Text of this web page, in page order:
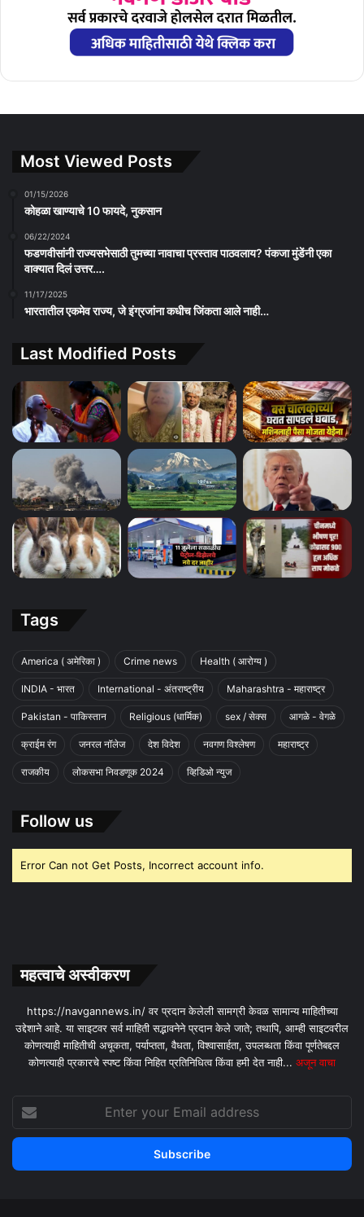
Most Viewed Posts
01/15/2026
कोहळा खाण्याचे 10 फायदे, नुकसान
06/22/2024
फडणवीसांनी राज्यसभेसाठी तुमच्या नावाचा प्रस्ताव पाठवलाय? पंकजा मुंडेंनी एका
वाक्यात दिलं उत्तर….
11/17/2025
भारतातील एकमेव राज्य, जे इंग्रजांना कधीच जिंकता आले नाही…
Last Modified Posts
Tags
America ( अमेरिका ) Crime news Health ( आरोग्य )
INDIA - भारत International - अंतराष्ट्रीय Maharashtra - महाराष्ट्र
Pakistan - पाकिस्तान Religious (धार्मिक) sex / सेक्स आगळे - वेगळे
क्राईम रंग जनरल नॉलेज देश विदेश नवगण विश्लेषण महाराष्ट्र
राजकीय लोकसभा निवडणूक 2024 व्हिडिओ न्युज
Follow us
Error Can not Get Posts, Incorrect account info.
महत्वाचे अस्वीकरण
https://navgannews.in/ वर प्रदान केलेली सामग्री केवळ सामान्य माहितीच्या
उद्देशाने आहे. या साइटवर सर्व माहिती सद्भावनेने प्रदान केले जाते; तथापि, आम्ही साइटवरील
कोणत्याही माहितीची अचूकता, पर्याप्तता, वैधता, विश्वासार्हता, उपलब्धता किंवा पूर्णतेबद्दल
कोणत्याही प्रकारचे स्पष्ट किंवा निहित प्रतिनिधित्व किंवा हमी देत ​​नाही... अजून वाचा
your
Email